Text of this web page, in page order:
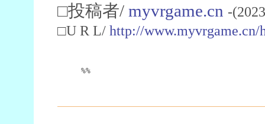
□投稿者/ myvrgame.cn -
□U R L/ http://www.myvrgame.cn/
%%